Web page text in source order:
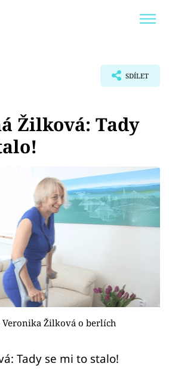
SDÍLET
Žilková: Tady
Veronika Žilková o berlích
Tady se mi to stalo!